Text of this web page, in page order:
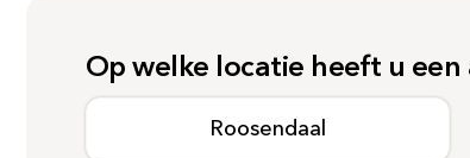
Op welke locatie heeft u een
Roosendaal